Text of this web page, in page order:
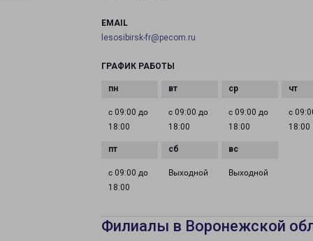
EMAIL
lesosibirsk-fr@pecom.ru
ГРАФИК РАБОТЫ
с 09:00 до
18:00
с 09:00 до
18:00
с 09:00 до
18:00
с
18:00
с 09:00 до
18:00
Выходной Выходной
Филиалы в Воронежской